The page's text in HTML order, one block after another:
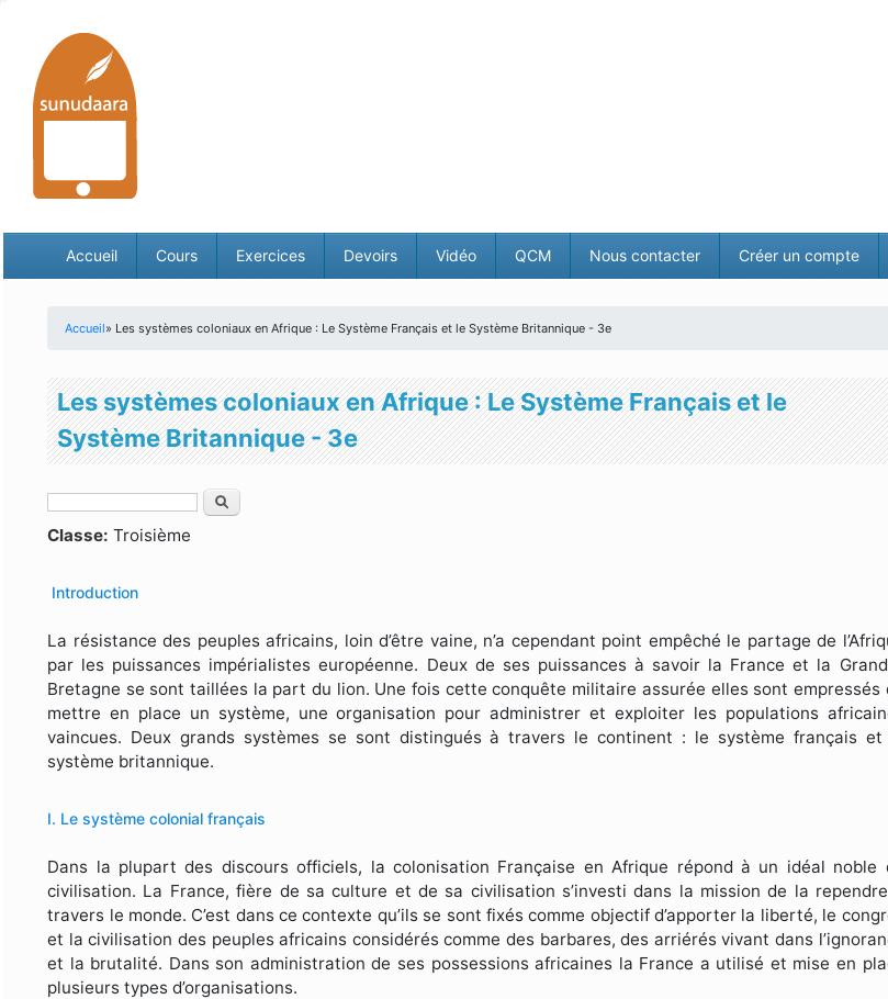
Accueil Cours Exercices Devoirs Vidéo QCM Nous contacter Créer un compte
Accueil» Les systèmes coloniaux en Afrique : Le Système Français et le Système Britannique - 3e
Les systèmes coloniaux en Afrique : Le Système Français et le
Système Britannique - 3e
Formulaire de recherche
Rechercher
Classe:Troisième
Introduction
La résistance des peuples africains, loin d’être vaine, n’a cependant point empêché le partage de
par les puissances impérialistes européenne. Deux de ses puissances à savoir la France et la
Bretagne se sont taillées la part du lion. Une fois cette conquête militaire assurée elles sont empressés
mettre en place un système, une organisation pour administrer et exploiter les populations
vaincues. Deux grands systèmes se sont distingués à travers le continent : le système français et
système britannique.
I. Le système colonial français
Dans la plupart des discours officiels, la colonisation Française en Afrique répond à un idéal noble
civilisation. La France, fière de sa culture et de sa civilisation s’investi dans la mission de la
travers le monde. C’est dans ce contexte qu’ils se sont fixés comme objectif d’apporter la liberté, le
et la civilisation des peuples africains considérés comme des barbares, des arriérés vivant dans
et la brutalité. Dans son administration de ses possessions africaines la France a utilisé et mise en
plusieurs types d’organisations.